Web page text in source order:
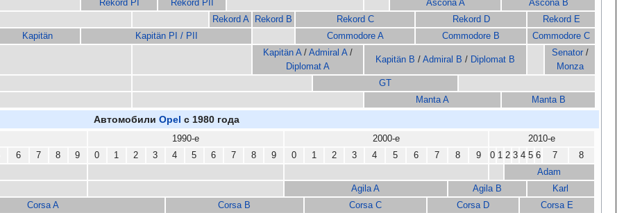
Rekord PI Rekord PII Ascona A Ascona B
Rekord A Rekord B Rekord C Rekord D
Rekord E
Kapitän Kapitän PI / PII Commodore A Commodore B Commodore C
Kapitän A/Admiral A/
Diplomat A
Kapitän B /Admiral B / Diplomat B
Senator/
Monza
GT
Manta A
Manta B
Автомобили Opel с 1980 года
1990-е 2000-е
2010-е
6 7 8 9 0 1 2 3 4 5 6 7 8 9 0 1 2 3 4 5 6 7 8 9 0 1 2 3 4 5 6 7 8
Adam
Agila A
Agila B Karl
Corsa A Corsa B Corsa C Corsa D
Corsa E